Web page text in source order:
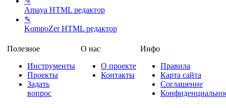
Amaya HTML редактор
✎
KompoZerHTML редактор
Полезное
Инструменты
Проекты
Задать
вопрос
О нас
О проекте
Контакты
Инфо
Правила
Карта сайта
Соглашение